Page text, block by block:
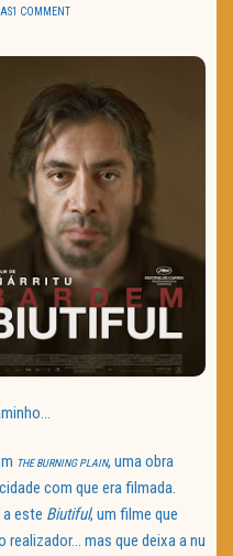
1 COMMENT
THE BURNING PLAIN, uma obra
com que era filmada.
este Biutiful, um filme que
mas que deixa a nu